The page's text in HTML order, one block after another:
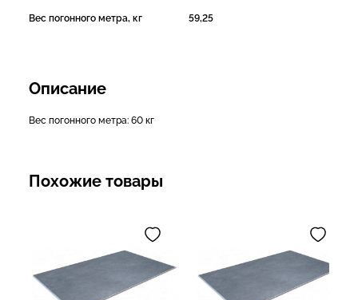
Вес погонного метра, кг 59,25
Описание
Вес погонного метра: 60 кг
Похожие товары